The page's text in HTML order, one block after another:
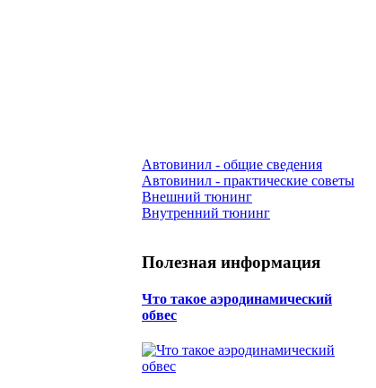
Автовинил - общие сведения
Автовинил - практические советы
Внешний тюнинг
Внутренний тюнинг
Полезная информация
Что такое аэродинамический
обвес